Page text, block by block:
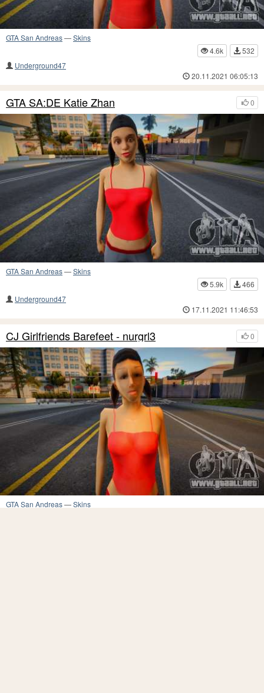
GTA San Andreas—Skins
4.6k
532
Underground47
20.11.2021 06:05:13
0
GTA SA:DE Katie Zhan
GTA San Andreas—Skins
5.9k
466
Underground47
17.11.2021 11:46:53
0
CJ Girlfriends Barefeet - nurgrl3
GTA San Andreas—Skins